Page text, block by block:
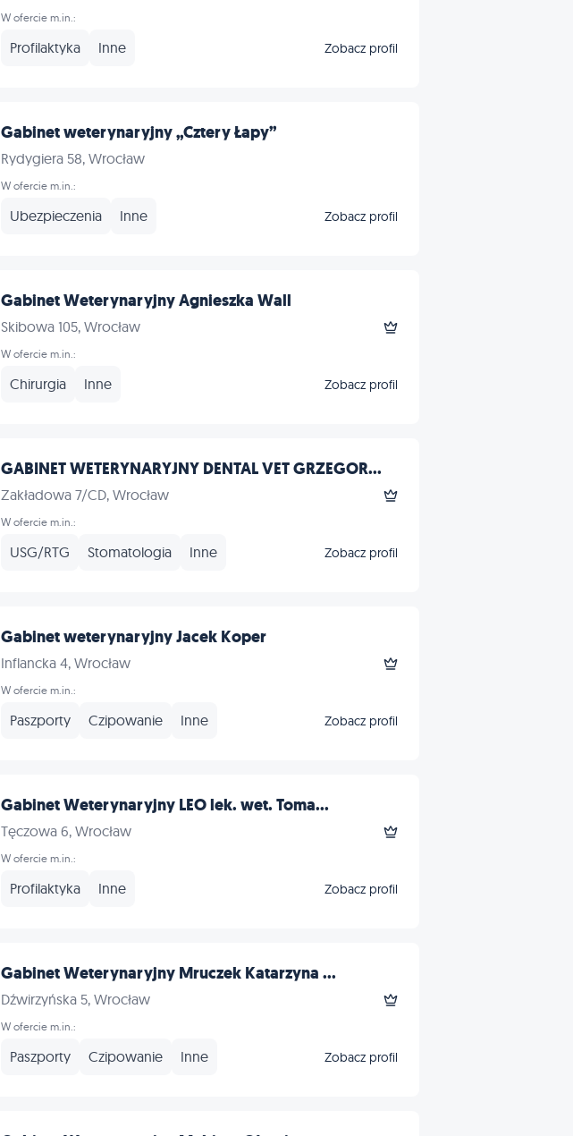
W ofercie m.in.:
Profilaktyka Inne Zobacz profil
Gabinet weterynaryjny „Cztery Łapy”
Rydygiera 58, Wrocław
W ofercie m.in.:
Ubezpieczenia Inne Zobacz profil
Gabinet Weterynaryjny Agnieszka Wall
Skibowa 105, Wrocław
W ofercie m.in.:
Chirurgia Inne Zobacz profil
GABINET WETERYNARYJNY DENTAL VET GRZEGOR...
Zakładowa 7/CD, Wrocław
W ofercie m.in.:
USG/RTG Stomatologia Inne Zobacz profil
Gabinet weterynaryjny Jacek Koper
Inflancka 4, Wrocław
W ofercie m.in.:
Paszporty Czipowanie Inne Zobacz profil
Gabinet Weterynaryjny LEO lek. wet. Toma...
Tęczowa 6, Wrocław
W ofercie m.in.:
Profilaktyka Inne Zobacz profil
Gabinet Weterynaryjny Mruczek Katarzyna ...
Dźwirzyńska 5, Wrocław
W ofercie m.in.:
Paszporty Czipowanie Inne Zobacz profil